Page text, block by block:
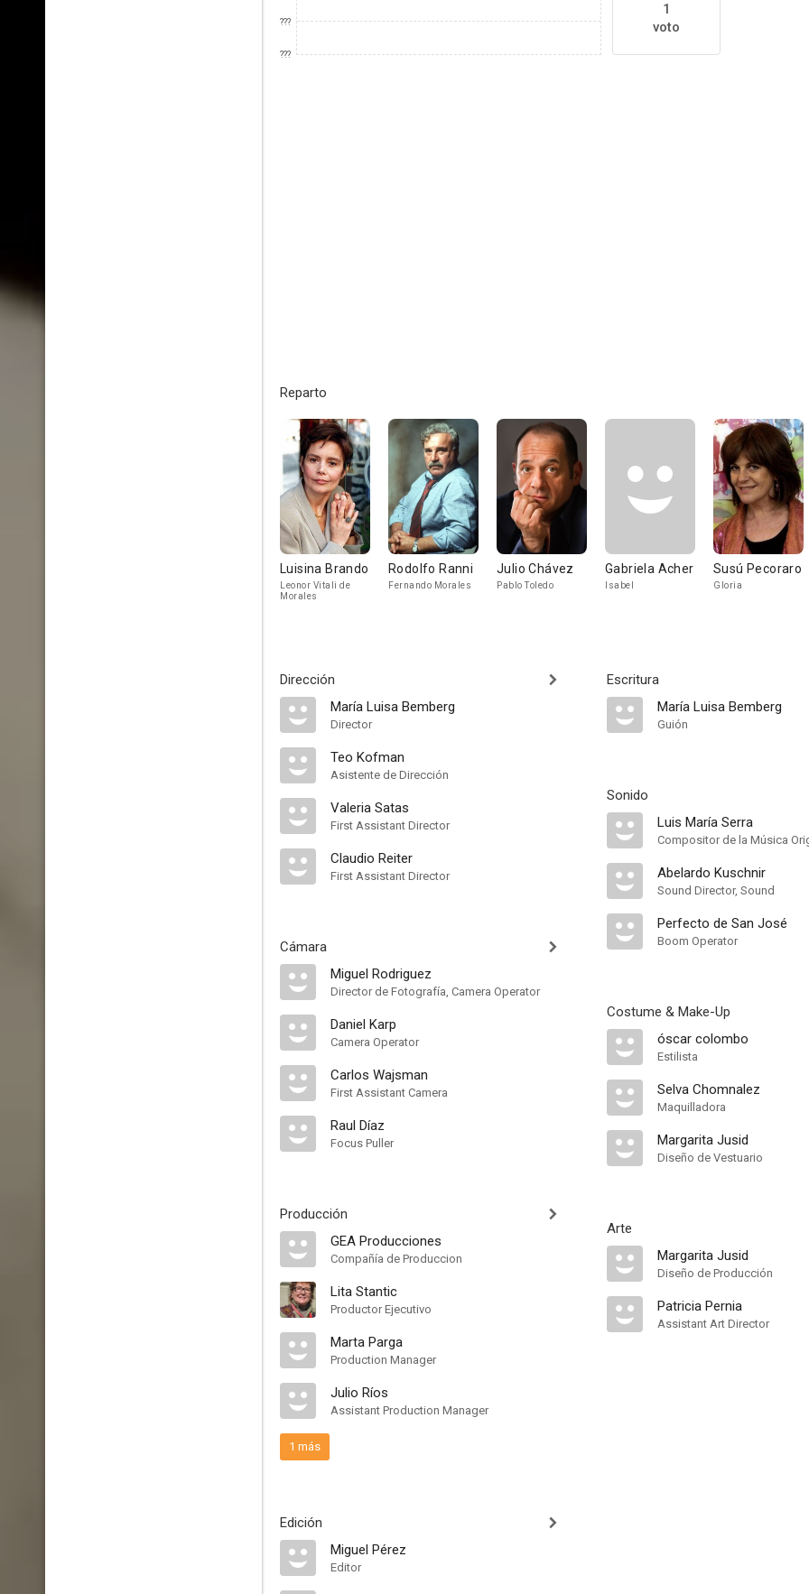
???
???
1
voto
Reparto
Luisina Brando
Leonor Vitali de
Morales
Rodolfo Ranni
Fernando Morales
Julio Chávez
Pablo Toledo
Gabriela Acher
Isabel
Susú Pecoraro
Gloria
Dirección
María Luisa Bemberg
Director
Teo Kofman
Asistente de Dirección
Valeria Satas
First Assistant Director
Claudio Reiter
First Assistant Director
Cámara
Miguel Rodriguez
Director de Fotografía, Camera Operator
Daniel Karp
Camera Operator
Carlos Wajsman
First Assistant Camera
Raul Díaz
Focus Puller
Producción
GEA Producciones
Compañía de Produccion
Lita Stantic
Productor Ejecutivo
Marta Parga
Production Manager
Julio Ríos
Assistant Production Manager
1 más
Edición
Miguel Pérez
Editor
Escritura
María Luisa Bemberg
Guión
Sonido
Luis María Serra
Compositor de la Música
Abelardo Kuschnir
Sound Director, Sound
Perfecto de San José
Boom Operator
Costume & Make-Up
óscar colombo
Estilista
Selva Chomnalez
Maquilladora
Margarita Jusid
Diseño de Vestuario
Arte
Margarita Jusid
Diseño de Producción
Patricia Pernia
Assistant Art Director